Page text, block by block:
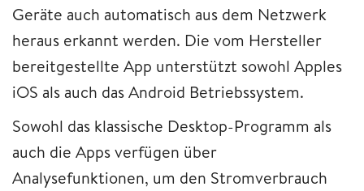
Geräte auch automatisch aus dem Netzwerk
heraus erkannt werden. Die vom Hersteller
bereitgestellte App unterstützt sowohl Apples
iOS als auch das Android Betriebssystem.
Sowohl das klassische Desktop-Programm als
auch die Apps verfügen über
Analysefunktionen, um den Stromverbrauch